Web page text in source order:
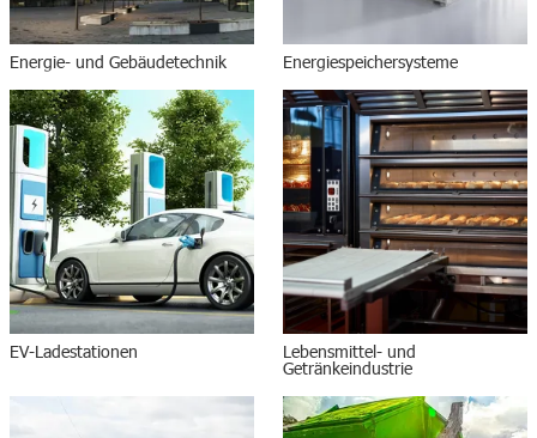
Energie- und Gebäudetechnik Energiespeichersysteme
EV-Ladestationen
Lebensmittel- und
Getränkeindustrie